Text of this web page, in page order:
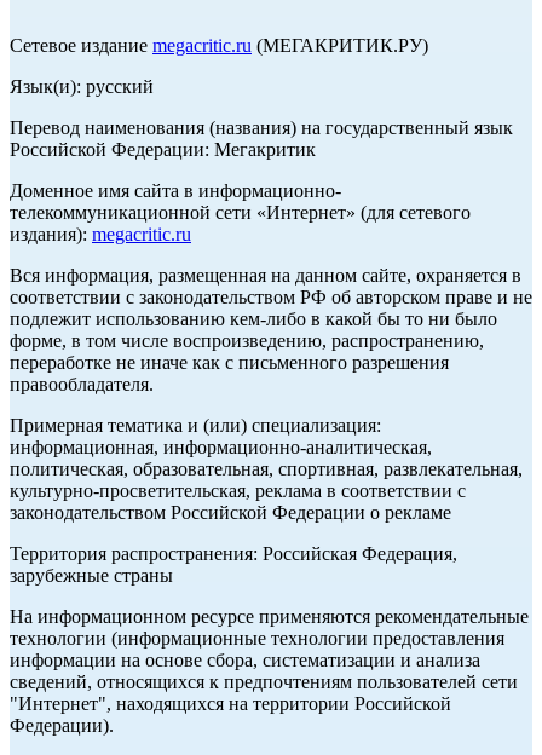
Сетевое издание megacritic.ru (МЕГАКРИТИК.РУ)
Язык(и): русский
Перевод наименования (названия) на государственный язык
Российской Федерации: Мегакритик
Доменное имя сайта в информационно-
телекоммуникационной сети «Интернет» (для сетевого
издания): megacritic.ru
Вся информация, размещенная на данном сайте, охраняется в
соответствии с законодательством РФ об авторском праве и не
подлежит использованию кем-либо в какой бы то ни было
форме, в том числе воспроизведению, распространению,
переработке не иначе как с письменного разрешения
правообладателя.
Примерная тематика и (или) специализация:
информационная, информационно-аналитическая,
политическая, образовательная, спортивная, развлекательная,
культурно-просветительская, реклама в соответствии с
законодательством Российской Федерации о рекламе
Территория распространения: Российская Федерация,
зарубежные страны
На информационном ресурсе применяются рекомендательные
технологии (информационные технологии предоставления
информации на основе сбора, систематизации и анализа
сведений, относящихся к предпочтениям пользователей сети
"Интернет", находящихся на территории Российской
Федерации).